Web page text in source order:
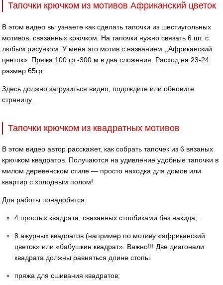
Тапочки крючком из мотивов Африканский цветок
В этом видео вы узнаете как сделать тапочки из шестиугольных
мотивов, связанных крючком. На тапочки нужно связать 6 шт. с
любым рисунком. У меня это мотив с названием ,,Африканский
цветок». Пряжа 100 гр -300 м в два сложения. Расход на 23-24
размер 65гр.
Здесь должно загрузиться видео, подождите или обновите
страницу.
Тапочки крючком из квадратных мотивов
В этом видео автор расскажет, как собрать тапочек из 6 вязаных
крючком квадратов. Получаются на удивление удобные тапочки в
милом деревенском стиле — просто находка для домов или
квартир с холодным полом!
Для работы понадобятся:
4 простых квадрата, связанных столбиками без накида; .
8 ажурных квадратов (например по мотиву «африканский
цветок» или «бабушкин квадрат». Важно!!! Две диагонали
квадрата должны равняться длине стопы.
пряжа для сшивания квадратов;